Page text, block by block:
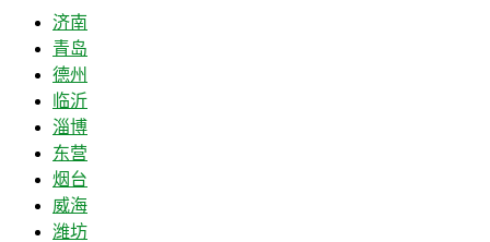
济南
青岛
德州
临沂
淄博
东营
烟台
威海
潍坊